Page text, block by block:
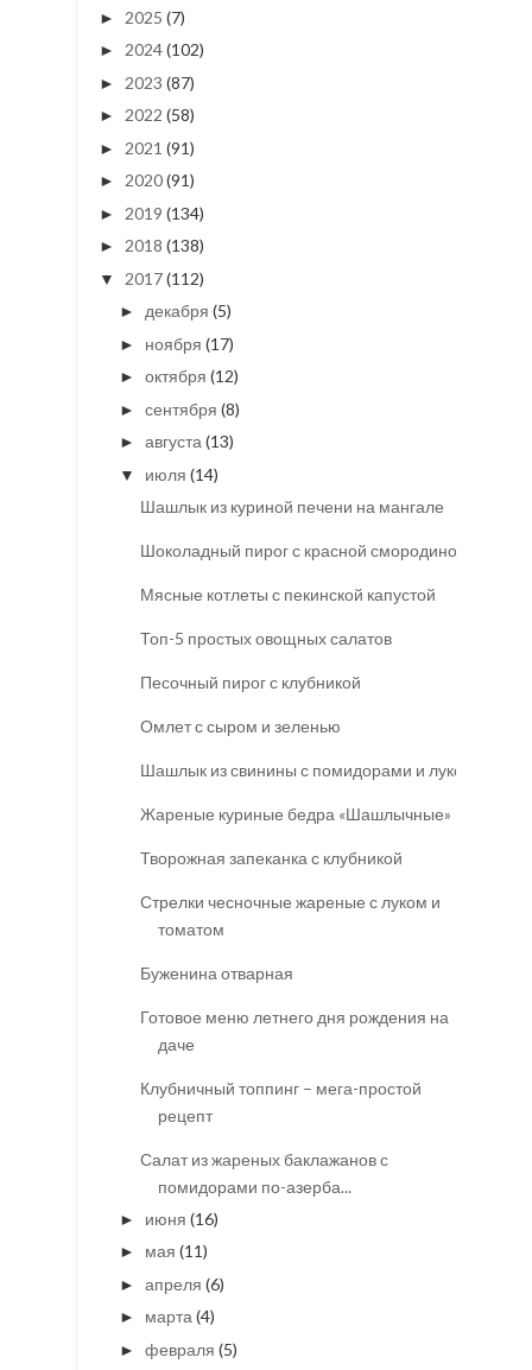
► 2025 (7)
► 2024(102)
► 2023 (87)
► 2022 (58)
► 2021 (91)
► 2020(91)
► 2019 (134)
► 2018 (138)
▼ 2017(112)
► декабря (5)
► ноября (17)
► октября (12)
► сентября (8)
► августа (13)
▼ июля (14)
Шашлык из куриной печени на мангале
Шоколадный пирог с красной смородиной
Мясные котлеты с пекинской капустой
Топ-5 простых овощных салатов
Песочный пирог с клубникой
Омлет с сыром и зеленью
Шашлык из свинины с помидорами и луком
Жареные куриные бедра «Шашлычные»
Творожная запеканка с клубникой
Стрелки чесночные жареные с луком и
томатом
Буженина отварная
Готовое меню летнего дня рождения на
даче
Клубничный топпинг – мега-простой
рецепт
Салат из жареных баклажанов с
помидорами по-азерба...
► июня (16)
► мая (11)
► апреля (6)
► марта (4)
► февраля (5)